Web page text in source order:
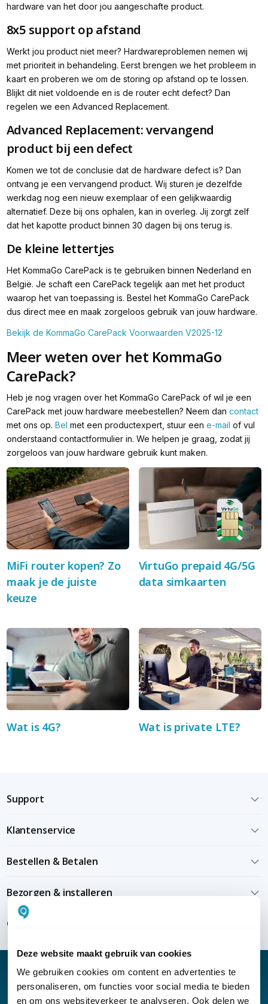
Deze website maakt gebruik van cookies
We gebruiken cookies om content en advertenties te
personaliseren, om functies voor social media te bieden
en om ons websiteverkeer te analyseren. Ook delen we
hardware van het door jou aangeschafte product.
8x5 support op afstand
Werkt jou product niet meer? Hardwareproblemen nemen wij
met prioriteit in behandeling. Eerst brengen we het probleem in
kaart en proberen we om de storing op afstand op te lossen.
Blijkt dit niet voldoende en is de router echt defect? Dan
regelen we een Advanced Replacement.
Advanced Replacement: vervangend
product bij een defect
Komen we tot de conclusie dat de hardware defect is? Dan
ontvang je een vervangend product. Wij sturen je dezelfde
werkdag nog een nieuw exemplaar of een gelijkwaardig
alternatief. Deze bij ons ophalen, kan in overleg. Jij zorgt zelf
dat het kapotte product binnen 30 dagen bij ons terug is.
De kleine lettertjes
Het KommaGo CarePack is te gebruiken binnen Nederland en
België. Je schaft een CarePack tegelijk aan met het product
waarop het van toepassing is. Bestel het KommaGo CarePack
dus direct mee en maak zorgeloos gebruik van jouw hardware.
Bekijk de KommaGo CarePack Voorwaarden V2025-12
Meer weten over het KommaGo
CarePack?
Heb je nog vragen over het KommaGo CarePack of wil je een
CarePack met jouw hardware meebestellen? Neem dan contact
met ons op. Bel met een productexpert, stuur een e-mail of vul
onderstaand contactformulier in. We helpen je graag, zodat jij
zorgeloos van jouw hardware gebruik kunt maken.
MiFi router kopen? Zo
maak je de juiste
keuze
VirtuGo prepaid 4G/5G
data simkaarten
Wat is 4G? Wat is private LTE?
Support
Klantenservice
Bestellen & Betalen
Bezorgen & installeren
Over KommaGo